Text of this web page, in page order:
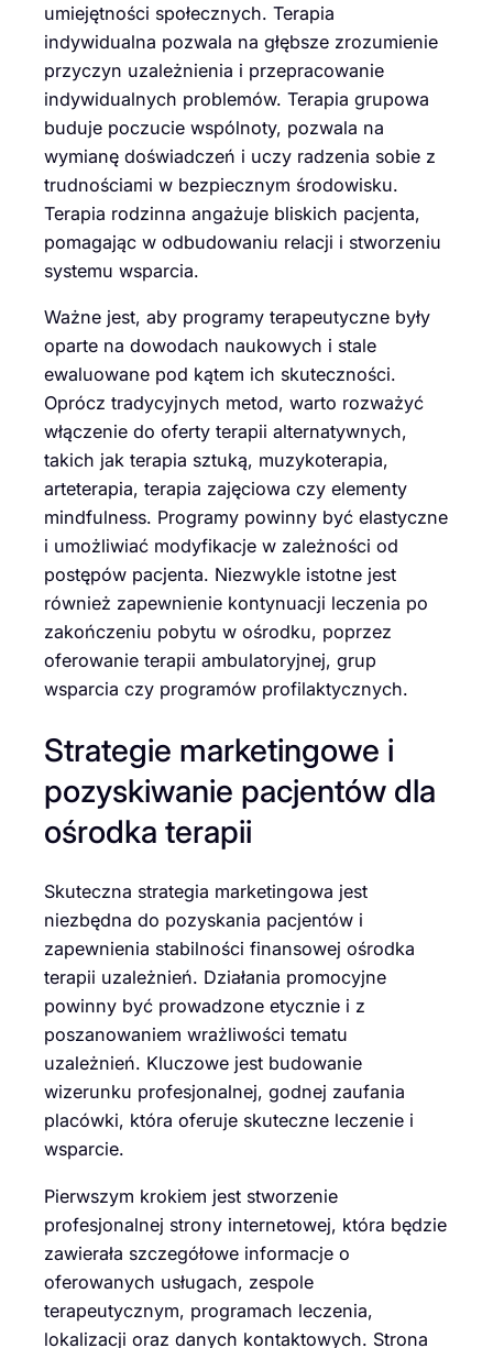
umiejętności społecznych. Terapia
indywidualna pozwala na głębsze zrozumienie
przyczyn uzależnienia i przepracowanie
indywidualnych problemów. Terapia grupowa
buduje poczucie wspólnoty, pozwala na
wymianę doświadczeń i uczy radzenia sobie z
trudnościami w bezpiecznym środowisku.
Terapia rodzinna angażuje bliskich pacjenta,
pomagając w odbudowaniu relacji i stworzeniu
systemu wsparcia.
Ważne jest, aby programy terapeutyczne były
oparte na dowodach naukowych i stale
ewaluowane pod kątem ich skuteczności.
Oprócz tradycyjnych metod, warto rozważyć
włączenie do oferty terapii alternatywnych,
takich jak terapia sztuką, muzykoterapia,
arteterapia, terapia zajęciowa czy elementy
mindfulness. Programy powinny być elastyczne
i umożliwiać modyfikacje w zależności od
postępów pacjenta. Niezwykle istotne jest
również zapewnienie kontynuacji leczenia po
zakończeniu pobytu w ośrodku, poprzez
oferowanie terapii ambulatoryjnej, grup
wsparcia czy programów profilaktycznych.
Strategie marketingowe i
pozyskiwanie pacjentów dla
ośrodka terapii
Skuteczna strategia marketingowa jest
niezbędna do pozyskania pacjentów i
zapewnienia stabilności finansowej ośrodka
terapii uzależnień. Działania promocyjne
powinny być prowadzone etycznie i z
poszanowaniem wrażliwości tematu
uzależnień. Kluczowe jest budowanie
wizerunku profesjonalnej, godnej zaufania
placówki, która oferuje skuteczne leczenie i
wsparcie.
Pierwszym krokiem jest stworzenie
profesjonalnej strony internetowej, która będzie
zawierała szczegółowe informacje o
oferowanych usługach, zespole
terapeutycznym, programach leczenia,
lokalizacji oraz danych kontaktowych. Strona